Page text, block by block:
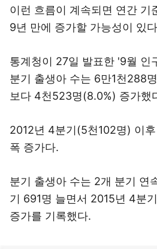
이런 흐름이 계속되면 연간 기
9년 만에 증가할 가능성이 있
통계청이 27일 발표한 '9월 인
분기 출생아 수는 6만1천288
보다 4천523명(8.0%) 증가했
2012년 4분기(5천102명) 이
폭 증가다.
분기 출생아 수는 2개 분기 연
기 691명 늘면서 2015년 4분
증가를 기록했다.